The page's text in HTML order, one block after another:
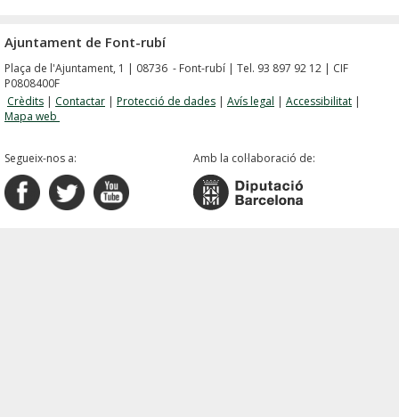
Ajuntament de Font-rubí
Plaça de l'Ajuntament, 1 | 08736 - Font-rubí | Tel. 93 897 92 12 | CIF
P0808400F
Crèdits | Contactar | Protecció de dades | Avís legal | Accessibilitat |
Mapa web
Segueix-nos a: Amb la col·laboració de: